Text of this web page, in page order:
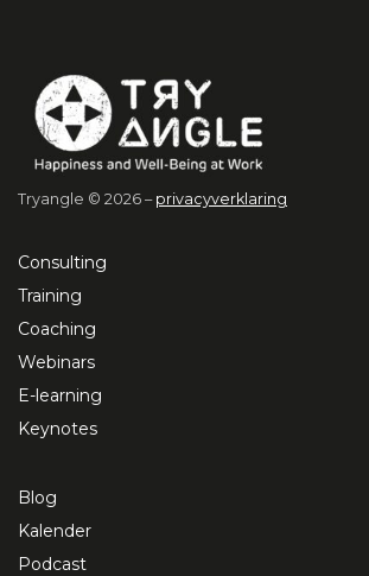
Tryangle © 2026 – privacyverklaring
Consulting
Training
Coaching
Webinars
E-learning
Keynotes
Blog
Kalender
Podcast